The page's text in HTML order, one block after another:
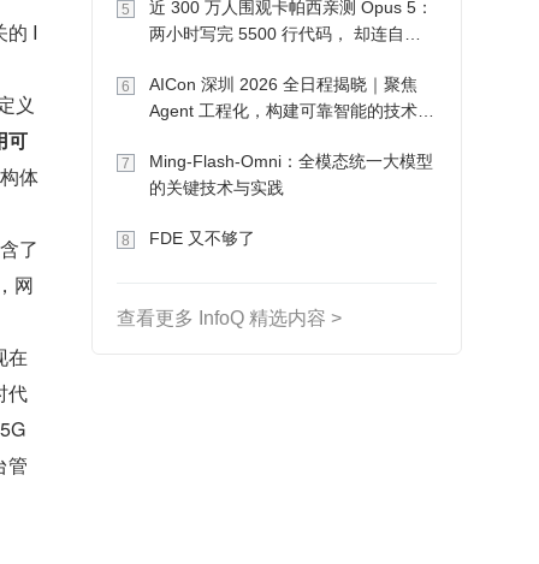
的 I
义
可
体
了
网
在
代
管
5
近 300 万人围观卡帕西亲测 Opus 5：
两小时写完 5500 行代码， 却连自己
6
AICon 深圳 2026 全日程揭晓｜聚焦
Agent 工程化，构建可靠智能的技术路
7
Ming-Flash-Omni：全模态统一大模型
的关键技术与实践
8 FDE 又不够了
查看更多 InfoQ 精选内容 >